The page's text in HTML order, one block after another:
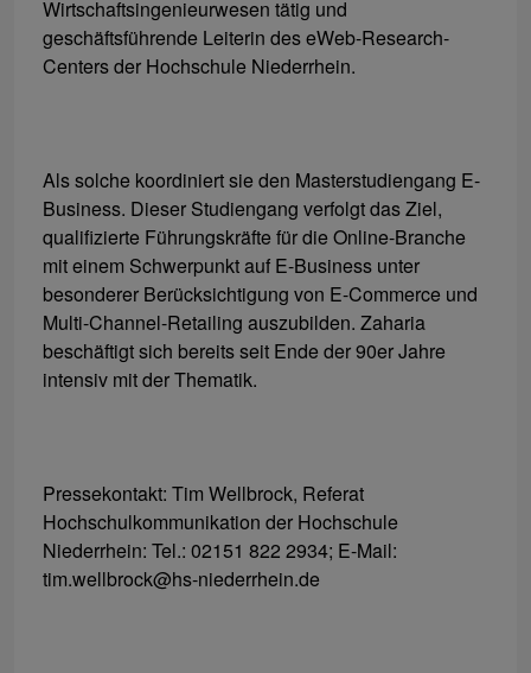
Wirtschaftsingenieurwesen tätig und
geschäftsführende Leiterin des eWeb-Research-
Centers der Hochschule Niederrhein.
Als solche koordiniert sie den Masterstudiengang E-
Business. Dieser Studiengang verfolgt das Ziel,
qualifizierte Führungskräfte für die Online-Branche
mit einem Schwerpunkt auf E-Business unter
besonderer Berücksichtigung von E-Commerce und
Multi-Channel-Retailing auszubilden. Zaharia
beschäftigt sich bereits seit Ende der 90er Jahre
intensiv mit der Thematik.
Pressekontakt: Tim Wellbrock, Referat
Hochschulkommunikation der Hochschule
Niederrhein: Tel.: 02151 822 2934; E-Mail:
tim.wellbrock@hs-niederrhein.de